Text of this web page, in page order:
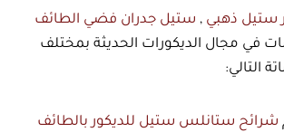
ستيل ذهبي , ستيل جدران فضي الطائف
في مجال الديكورات الحديثة بمختلف
التالي:
شرائح ستانلس ستيل للديكور بالطائف